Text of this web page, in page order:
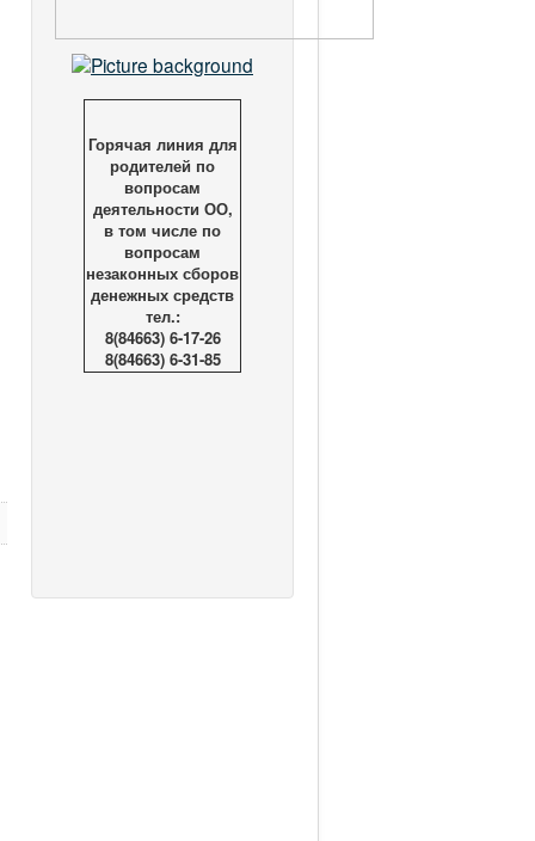
Горячая линия для
родителей по
вопросам
деятельности ОО,
в том числе по
вопросам
незаконных сборов
денежных средств
тел.:
8(84663) 6-17-26
8(84663) 6-31-85